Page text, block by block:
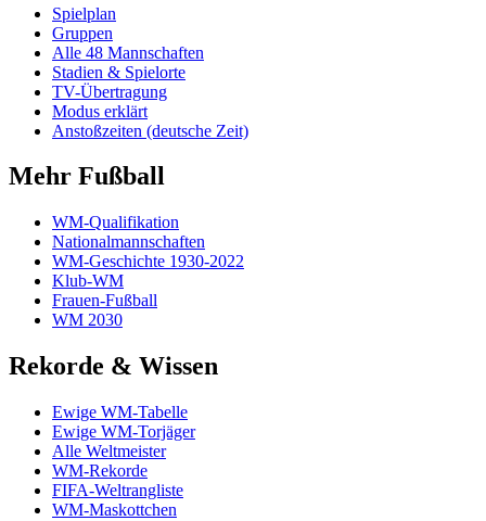
Spielplan
Gruppen
Alle 48 Mannschaften
Stadien & Spielorte
TV-Übertragung
Modus erklärt
Anstoßzeiten (deutsche Zeit)
Mehr Fußball
WM-Qualifikation
Nationalmannschaften
WM-Geschichte 1930-2022
Klub-WM
Frauen-Fußball
WM 2030
Rekorde & Wissen
Ewige WM-Tabelle
Ewige WM-Torjäger
Alle Weltmeister
WM-Rekorde
FIFA-Weltrangliste
WM-Maskottchen